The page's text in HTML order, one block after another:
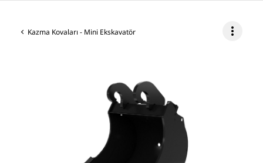
Kazma Kovaları - Mini Ekskavatör more_vert